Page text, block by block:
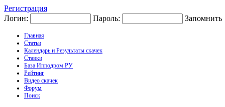
Регистрация
Логин:
Пароль: Запомнить
Главная
Статьи
Календарь и Результаты скачек
Ставки
База Ипподром.РУ
Рейтинг
Видео скачек
Форум
Поиск